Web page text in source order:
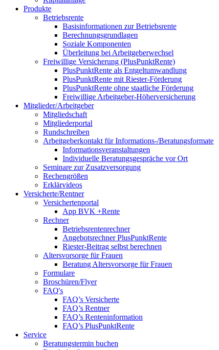
Produkte
Betriebsrente
Basisinformationen zur Betriebsrente
Berechnungsgrundlagen
Soziale Komponenten
Überleitung bei Arbeitgeberwechsel
Freiwillige Versicherung (PlusPunktRente)
PlusPunktRente als Entgeltumwandlung
PlusPunktRente mit Riester-Förderung
PlusPunktRente ohne staatliche Förderung
Freiwillige Arbeitgeber-Höherversicherung
Mitglieder/Arbeitgeber
Mitgliedschaft
Mitgliederportal
Rundschreiben
Arbeitgeberkontakt für Informations-/Beratungsformate
Informationsveranstaltungen
Individuelle Beratungsgespräche vor Ort
Seminare zur Zusatzversorgung
Rechengrößen
Erklärvideos
Versicherte/Rentner
Versichertenportal
App BVK +Rente
Rechner
Betriebsrentenrechner
Angebotsrechner PlusPunktRente
Riester-Beitrag selbst berechnen
Altersvorsorge für Frauen
Beratung Altersvorsorge für Frauen
Formulare
Broschüren/Flyer
FAQ's
FAQ’s Versicherte
FAQ’s Rentner
FAQ’s Renteninformation
FAQ’s PlusPunktRente
Service
Beratungstermin buchen